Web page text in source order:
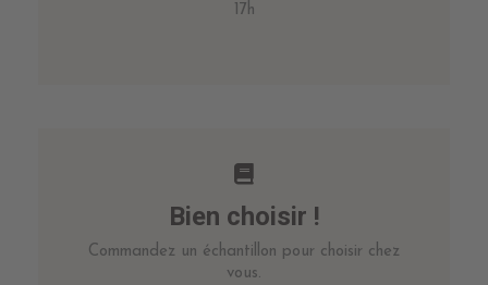
17h
Bien choisir !
Commandez un échantillon pour choisir chez
vous.